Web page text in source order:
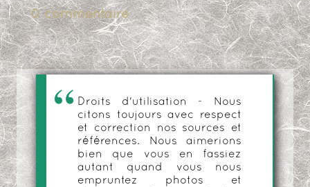
0 commentaire
Droits d'utilisation - Nous
citons toujours avec respect
et correction nos sources et
références. Nous aimerions
bien que vous en fassiez
autant quand vous nous
empruntez photos et